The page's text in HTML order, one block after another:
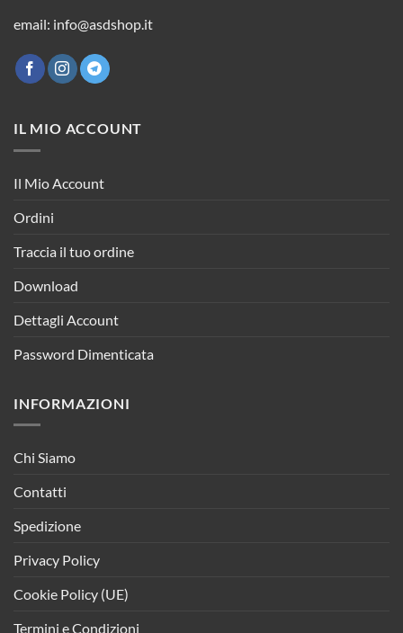
email: info@asdshop.it
IL MIO ACCOUNT
Il Mio Account
Ordini
Traccia il tuo ordine
Download
Dettagli Account
Password Dimenticata
INFORMAZIONI
Chi Siamo
Contatti
Spedizione
Privacy Policy
Cookie Policy (UE)
Termini e Condizioni